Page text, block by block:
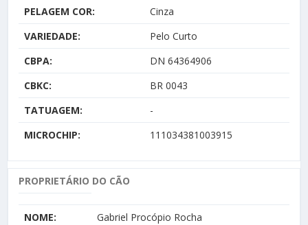
PELAGEM COR:
Cinza
VARIEDADE:
Pelo Curto
CBPA:
DN 64364906
CBKC:
BR 0043
TATUAGEM:
-
MICROCHIP:
111034381003915
PROPRIETÁRIO DO CÃO
NOME: Gabriel Procópio Rocha